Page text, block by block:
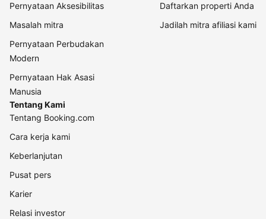
Pernyataan Aksesibilitas
Masalah mitra
Pernyataan Perbudakan
Modern
Pernyataan Hak Asasi
Manusia
Daftarkan properti Anda
Jadilah mitra afiliasi kami
Tentang Kami
Tentang Booking.com
Cara kerja kami
Keberlanjutan
Pusat pers
Karier
Relasi investor